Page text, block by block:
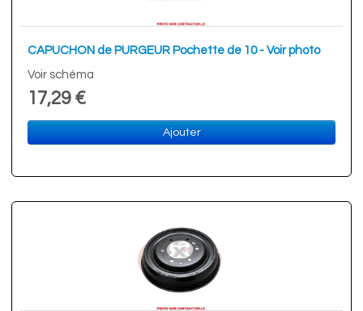
CAPUCHON de PURGEUR Pochette de 10 - Voir photo
Voir schéma
17,29 €
Ajouter